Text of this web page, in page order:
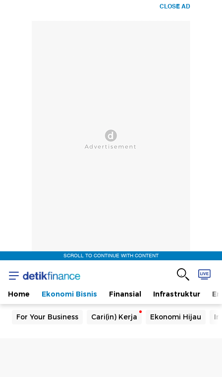
CLOSE AD
SCROLL TO CONTINUE WITH CONTENT
Home Ekonomi Bisnis Finansial Infrastruktur
For Your Business Cari(in) Kerja Ekonomi Hijau